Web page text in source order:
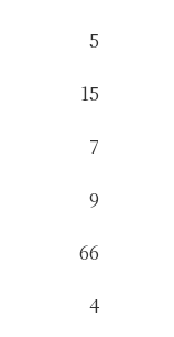
5
15
7
9
66
4